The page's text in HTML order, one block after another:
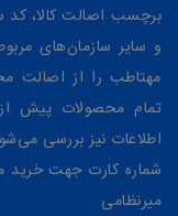
برچسب اصالت کالا،
و سایر سازمان‌های
مهتاطب را از اصالت
تمام محصولات پیش
اطلاعات نیز بررسی
میرنظامی